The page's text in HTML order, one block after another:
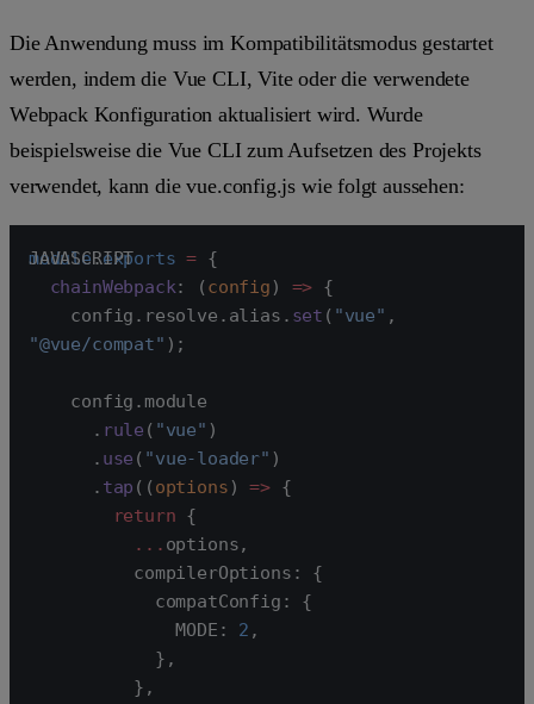
Die Anwendung muss im Kompatibilitätsmodus gestartet
werden, indem die Vue CLI, Vite oder die verwendete
Webpack Konfiguration aktualisiert wird. Wurde
beispielsweise die Vue CLI zum Aufsetzen des Projekts
verwendet, kann dievue.config.js wie folgt aussehen:
module.exports = {
  chainWebpack
: ( config ) => {
    config.resolve.alias.
set ( "vue"
"@vue/compat" );
    config.module
      .
rule ( "vue" )
      .
use ( "vue-loader" )
      .
tap (( options ) => {
        return
{
          ...
options,
          compilerOptions: {
            compatConfig: {
              MODE:
2 ,
            },
          },